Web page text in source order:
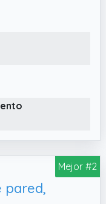
1 x pilas AA
Relojes de
robustem
das Holz
Auge! La
Mejor #2
pared,